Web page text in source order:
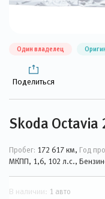
Один владелец
Поделиться
Skoda Octavia
Пробег: 172 617 км, Год
МКПП, 1,6, 102 л.с.,
В наличии: 1 авто